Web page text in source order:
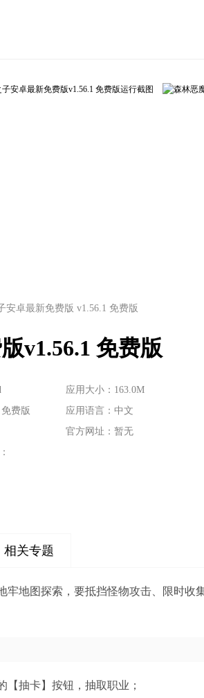
安卓最新免费版 v1.56.1 免费版
v1.56.1 免费版
应用大小：163.0M
费版
应用语言：中文
官方网址：暂无
相关专题
牢地图探索，要抵挡怪物攻击、限时
抽卡】按钮，抽取职业；